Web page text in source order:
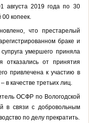
августа 2019 года по 30
копеек.
что престарелый
браке и
умершего приняла
отказались от принятия
привлечена к участию в
в качестве третьих лиц.
ОСФР по Вологодской
в связи с добровольным
по делу прекратить.